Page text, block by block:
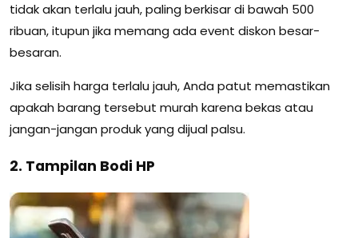
tidak akan terlalu jauh, paling berkisar di bawah 500
ribuan, itupun jika memang ada event diskon besar-
besaran.
Jika selisih harga terlalu jauh, Anda patut memastikan
apakah barang tersebut murah karena bekas atau
jangan-jangan produk yang dijual palsu.
2. Tampilan Bodi HP